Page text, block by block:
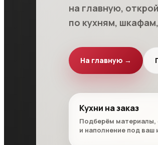
на главную,
по кухням,
На главную →
Кухни на заказ
Подберём материалы,
и наполнение под ваш